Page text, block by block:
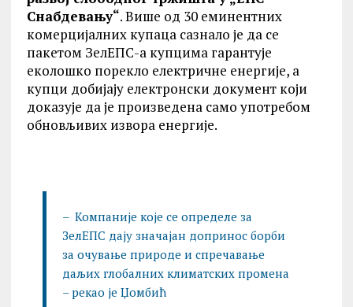
Снабдевању“. Више од 30 еминентних
комерцијалних купаца сазнало је да се
пакетом ЗелЕПС-а купцима гарантује
еколошко порекло електричне енергије, а
купци добијају електронски документ који
доказује да је произведена само употребом
обновљивих извора енергије.
– Компаније које се определе за
ЗелЕПС дају значајан допринос борби
за очување природе и спречавање
даљих глобалних климатских промена
– рекао је Џомбић